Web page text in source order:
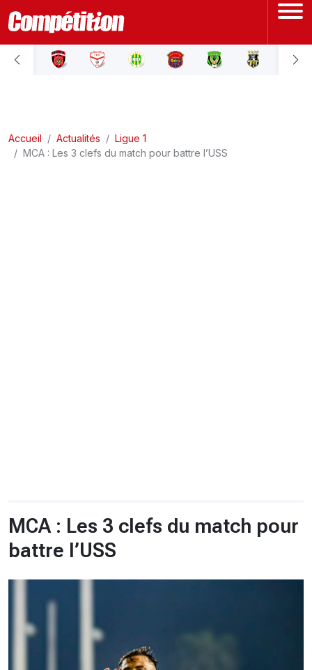
ACCUEIL
LIGUE 2
Accueil Actualités
Ligue 1
MCA : Les 3 clefs du match pour battre l’USS
MCA : Les 3 clefs du match pour
battre l’USS